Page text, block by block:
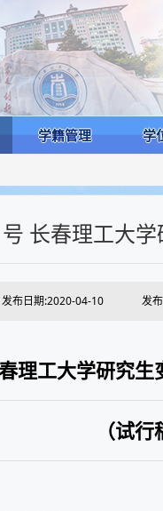
学籍管理 学
长春理工大学
发布日期:2020-04-10 发
理工大学研究生
（试行